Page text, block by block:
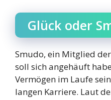
Glück oder
Smudo, ein Mitglied
soll sich angehäuft
Vermögen im Laufe
langen Karriere. Laut